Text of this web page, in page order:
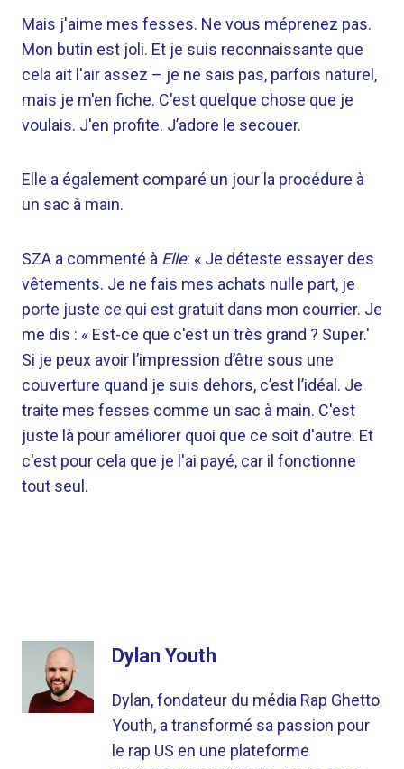
Mais j'aime mes fesses. Ne vous méprenez pas.
Mon butin est joli. Et je suis reconnaissante que
cela ait l'air assez – je ne sais pas, parfois naturel,
mais je m'en fiche. C'est quelque chose que je
voulais. J'en profite. J’adore le secouer.
Elle a également comparé un jour la procédure à
un sac à main.
SZA a commenté à Elle: « Je déteste essayer des
vêtements. Je ne fais mes achats nulle part, je
porte juste ce qui est gratuit dans mon courrier. Je
me dis : « Est-ce que c'est un très grand ? Super.'
Si je peux avoir l’impression d’être sous une
couverture quand je suis dehors, c’est l’idéal. Je
traite mes fesses comme un sac à main. C'est
juste là pour améliorer quoi que ce soit d'autre. Et
c'est pour cela que je l'ai payé, car il fonctionne
tout seul.
Dylan Youth
Dylan, fondateur du média Rap Ghetto
Youth, a transformé sa passion pour
le rap US en une plateforme